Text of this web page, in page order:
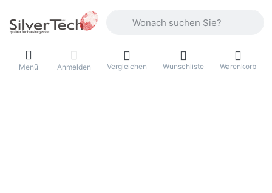
Menü Anmelden Vergleichen Wunschliste Warenkorb